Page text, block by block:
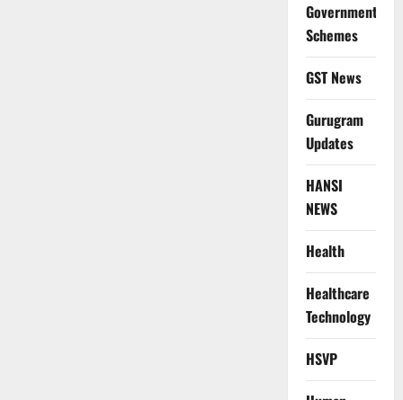
Government
Schemes
GST News
Gurugram
Updates
HANSI
NEWS
Health
Healthcare
Technology
HSVP